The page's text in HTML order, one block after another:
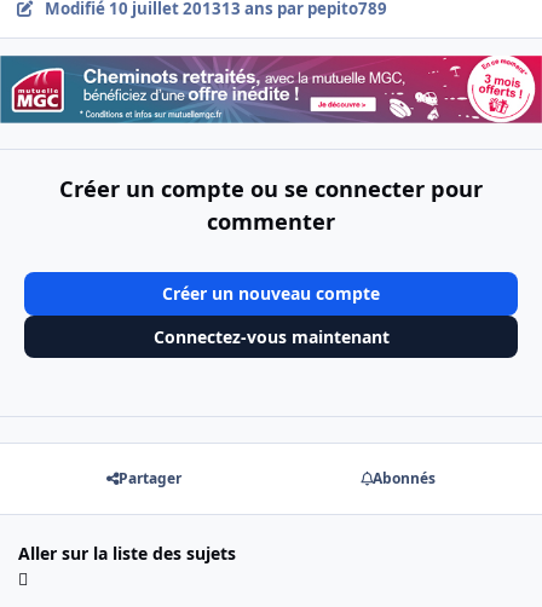
Modifié 10 juillet 201313 ans par pepito789
Créer un compte ou se connecter pour
commenter
Créer un nouveau compte
Connectez-vous maintenant
Partager Abonnés
Aller sur la liste des sujets